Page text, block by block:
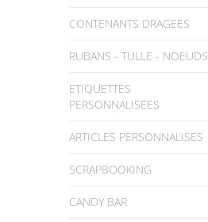
CONTENANTS DRAGEES
RUBANS - TULLE - NOEUDS
ETIQUETTES
PERSONNALISEES
ARTICLES PERSONNALISES
SCRAPBOOKING
CANDY BAR